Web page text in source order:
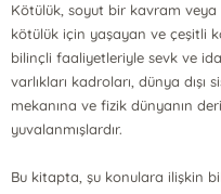
Kötülük, soyut bir kavram veya
kötülük için yaşayan ve çeşitli
bilinçli faaliyetleriyle sevk ve
varlıkları kadroları, dünya
mekanına ve fizik dünyanın
yuvalanmışlardır.
Bu kitapta, şu konulara ilişkin